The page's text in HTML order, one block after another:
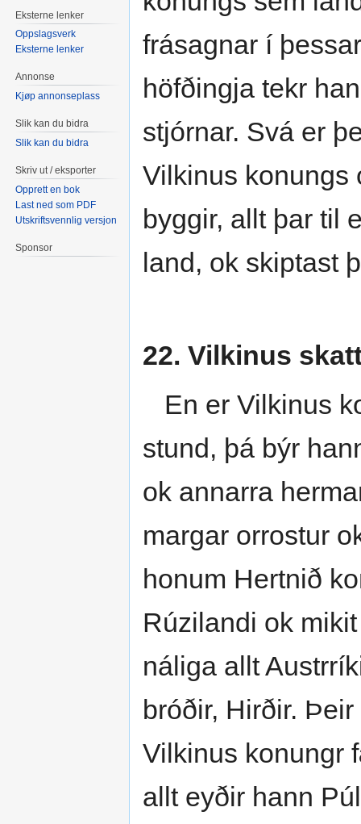
frásagnar í
höfðingja tekr
stjórnar. Svá er
Vilkinus konungs
byggir, allt þar til
land, ok skiptast
22. Vilkinus
En er Vilkinus
stund, þá býr
ok annarra
margar orrostur
honum Hertnið
Rúzilandi ok
náliga allt
bróðir, Hirðir.
Vilkinus konungr
allt eyðir hann
Eksterne lenker
Oppslagsverk
Eksterne lenker
Annonse
Kjøp annonseplass
Slik kan du bidra
Slik kan du bidra
Skriv ut / eksporter
Opprett en bok
Last ned som PDF
Utskriftsvennlig versjon
Sponsor